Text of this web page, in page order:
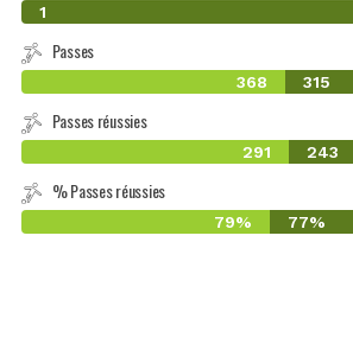
0
1
Passes
368 315
Passes réussies
291 243
% Passes réussies
79% 77%